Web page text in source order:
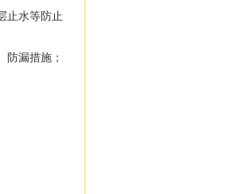
止水等防止
漏措施；